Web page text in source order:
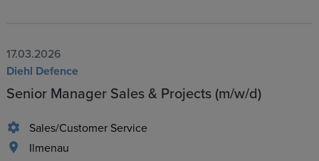
17.03.2026
Diehl Defence
Senior Manager Sales & Projects (m/w/d)
Sales/Customer Service
Ilmenau